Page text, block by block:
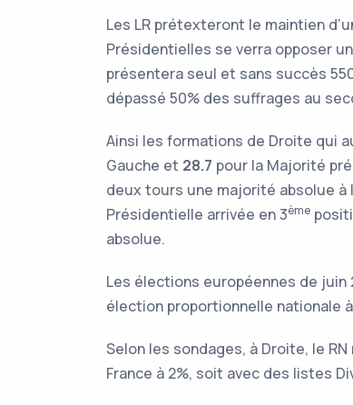
Les LR prétexteront le maintien
Présidentielles se verra opposer
présentera seul et sans succès
dépassé 50% des suffrages au
Ainsi les formations de Droite qui
Gauche et 28.7 pour la Majorité
deux tours une majorité absolue à
Présidentielle arrivée en 3ème
absolue.
Les élections européennes de juin
élection proportionnelle nationale
Selon les sondages, à Droite, le
France à 2%, soit avec des listes